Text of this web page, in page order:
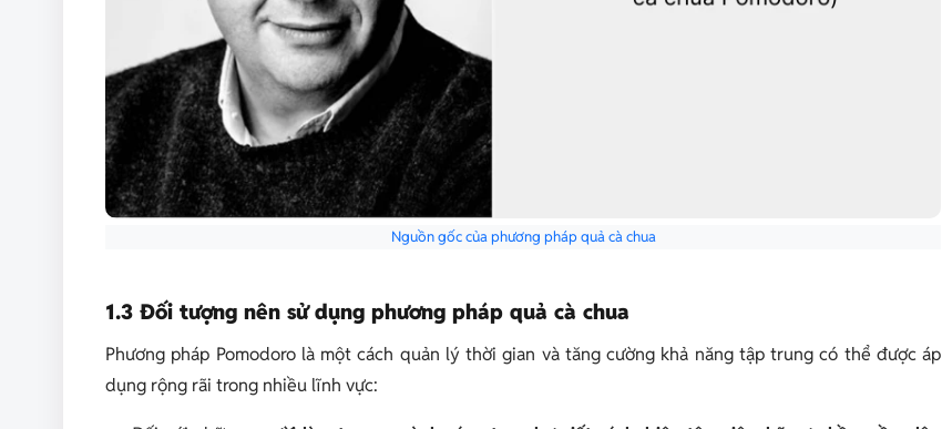
Nguồn gốc của phương pháp quả cà chua
1.3 Đối tượng nên sử dụng phương pháp quả cà chua
Phương pháp Pomodoro là một cách quản lý thời gian và tăng cường khả năng tập trung có thể được áp
dụng rộng rãi trong nhiều lĩnh vực: